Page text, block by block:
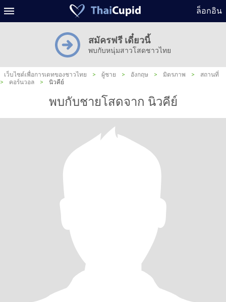
ล็อกอิน
สมัครฟรี เดี๋ยวนี้
พบกับหนุ่มสาวโสดชาวไทย
เว็บไซต์เพื่อการเดทของชาวไทย > ผู้ชาย > อังกฤษ > มิตรภาพ >
สถานที่
>
คอร์นวอล > นิวคีย์
พบกับชายโสดจาก นิวคีย์